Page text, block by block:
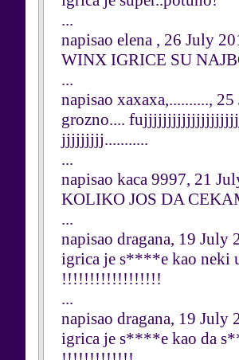
...
napisao elena , 26 July
WINX IGRICE SU
...
napisao xaxaxa,..........,
grozno....
jjjjjjjjj...........
...
napisao kaca 9997, 21
KOLIKO JOS DA
...
napisao dragana, 19 July
igrica je s****e kao
!!!!!!!!!!!!!!!!!!
...
napisao dragana, 19 July
igrica je s****e kao